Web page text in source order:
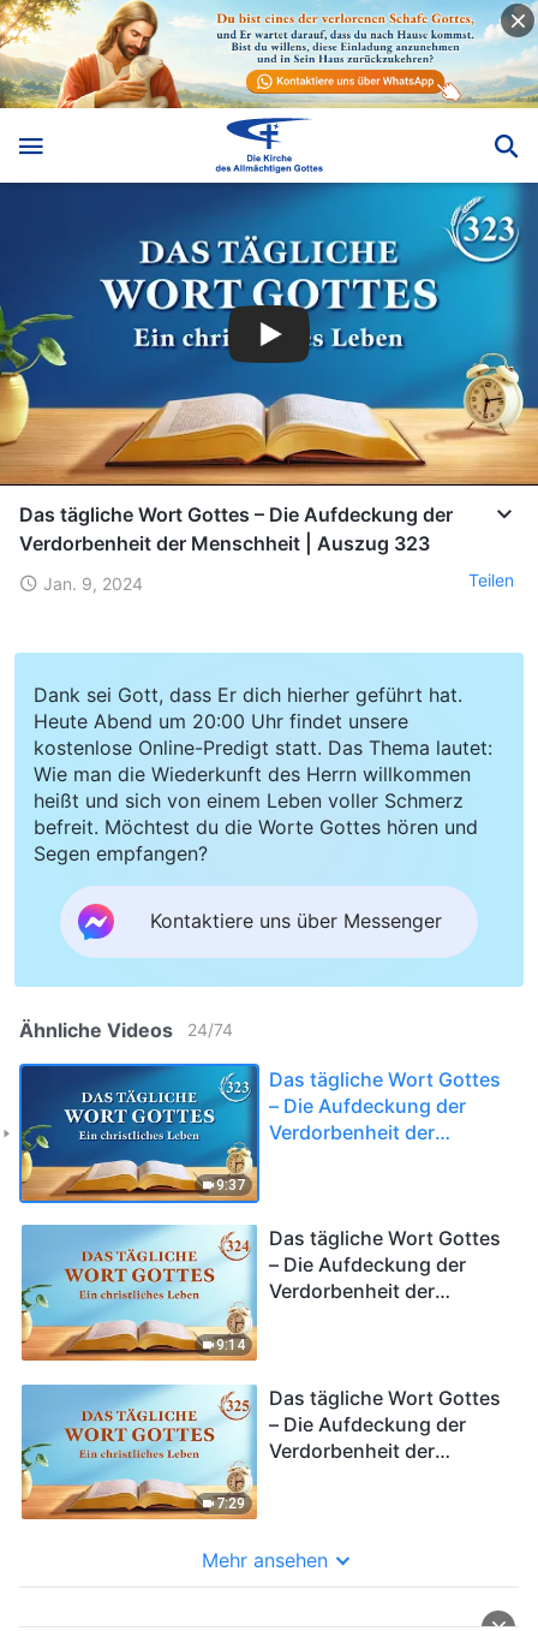
Das tägliche Wort Gottes – Die Aufdeckung der
Verdorbenheit der Menschheit | Auszug 323
Jan. 9, 2024 Teilen
Dank sei Gott, dass Er dich hierher geführt hat.
Heute Abend um 20:00 Uhr findet unsere
kostenlose Online-Predigt statt. Das Thema lautet:
Wie man die Wiederkunft des Herrn willkommen
heißt und sich von einem Leben voller Schmerz
befreit. Möchtest du die Worte Gottes hören und
Segen empfangen?
Kontaktiere uns über Messenger
Ähnliche Videos 24/74
9:37
Das tägliche Wort Gottes
– Die Aufdeckung der
Verdorbenheit der
9:14
Das tägliche Wort Gottes
– Die Aufdeckung der
Verdorbenheit der
7:29
Das tägliche Wort Gottes
– Die Aufdeckung der
Verdorbenheit der
Mehr ansehen